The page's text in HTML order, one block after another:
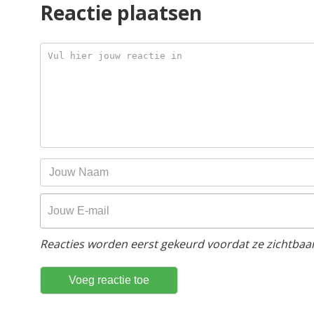
Reactie plaatsen
Reacties worden eerst gekeurd voordat ze